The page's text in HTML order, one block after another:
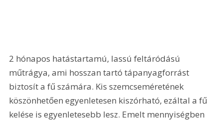
2 hónapos hatástartamú, lassú feltáródású
műtrágya, ami hosszan tartó tápanyagforrást
biztosít a fű számára. Kis szemcseméretének
köszönhetően egyenletesen kiszórható, ezáltal a fű
kelése is egyenletesebb lesz. Emelt mennyiségben